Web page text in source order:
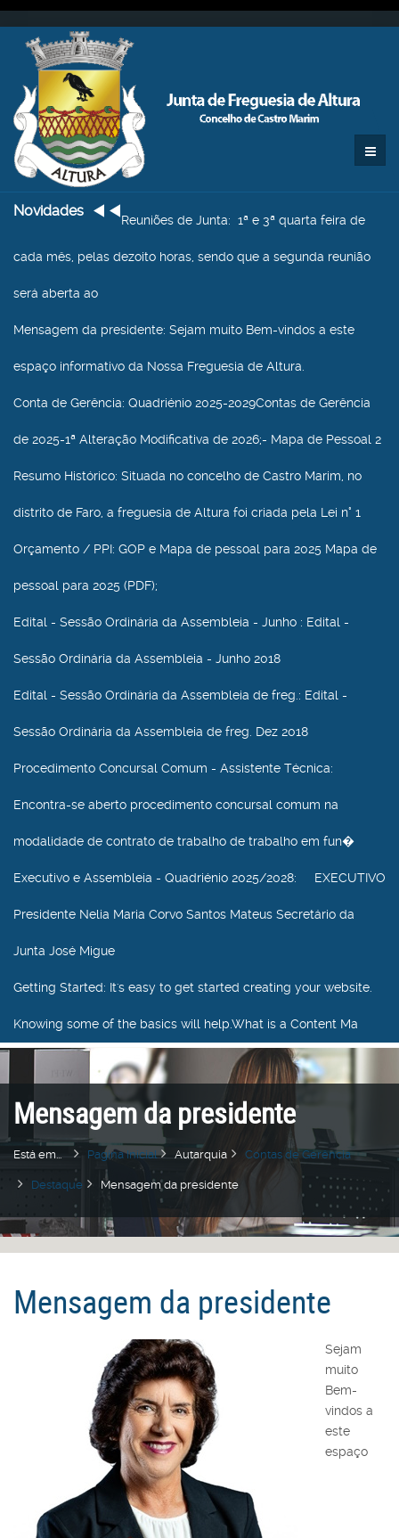
Novidades
Reuniões de Junta: 1ª e 3ª quarta feira de
cada mês, pelas dezoito horas, sendo que a segunda reunião
será aberta ao
Mensagem da presidente: Sejam muito Bem-vindos a este
espaço informativo da Nossa Freguesia de Altura.
Conta de Gerência: Quadriénio 2025-2029Contas de Gerência
de 2025-1ª Alteração Modificativa de 2026;- Mapa de Pessoal 2
Resumo Histórico: Situada no concelho de Castro Marim, no
distrito de Faro, a freguesia de Altura foi criada pela Lei n° 1
Orçamento / PPI: GOP e Mapa de pessoal para 2025 Mapa de
pessoal para 2025 (PDF);
Edital - Sessão Ordinária da Assembleia - Junho : Edital -
Sessão Ordinária da Assembleia - Junho 2018
Edital - Sessão Ordinária da Assembleia de freg. : Edital -
Sessão Ordinária da Assembleia de freg. Dez 2018
Procedimento Concursal Comum - Assistente Técnica:
Encontra-se aberto procedimento concursal comum na
modalidade de contrato de trabalho de trabalho em fun�
Executivo e Assembleia - Quadriénio 2025/2028: EXECUTIVO
Presidente Nelia Maria Corvo Santos Mateus Secretário da
Junta José Migue
Getting Started: It's easy to get started creating your website.
Knowing some of the basics will help.What is a Content Ma
Mensagem da presidente
Está em... Pagina Inicial Autarquia Contas de Gerência
Destaque Mensagem da presidente
Mensagem da presidente
Sejam
muito
Bem-
vindos a
este
espaço